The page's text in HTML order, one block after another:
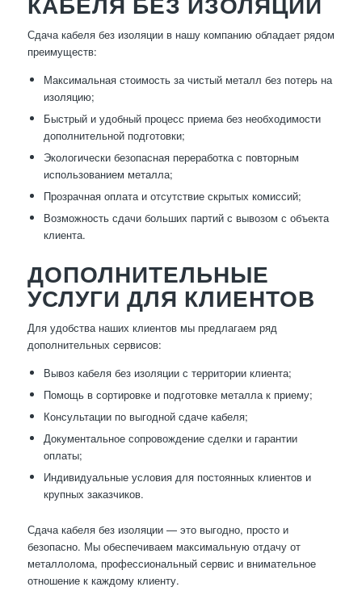
Сдача кабеля без изоляции в нашу компанию обладает рядом
преимуществ:
Максимальная стоимость за чистый металл без потерь на
изоляцию;
Быстрый и удобный процесс приема без необходимости
дополнительной подготовки;
Экологически безопасная переработка с повторным
использованием металла;
Прозрачная оплата и отсутствие скрытых комиссий;
Возможность сдачи больших партий с вывозом с объекта
клиента.
ДОПОЛНИТЕЛЬНЫЕ
УСЛУГИ ДЛЯ КЛИЕНТОВ
Для удобства наших клиентов мы предлагаем ряд
дополнительных сервисов:
Вывоз кабеля без изоляции с территории клиента;
Помощь в сортировке и подготовке металла к приему;
Консультации по выгодной сдаче кабеля;
Документальное сопровождение сделки и гарантии
оплаты;
Индивидуальные условия для постоянных клиентов и
крупных заказчиков.
Сдача кабеля без изоляции — это выгодно, просто и
безопасно. Мы обеспечиваем максимальную отдачу от
металлолома, профессиональный сервис и внимательное
отношение к каждому клиенту.